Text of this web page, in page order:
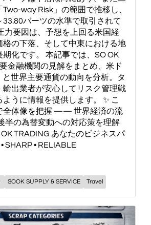
way Risk」の範囲で推移し、
33.80バーツの水準で取引されて
力要因は、予想を上回る米国経
格の下落、そして中東における地
化です。 本記事では、SO OK
金融機関の見解をまとめ、米ド
と世界主要通貨の動向を分析。タ
輸出業者が安心してリスク管理戦
うに情報を提供します。 ✨ こ
全体像を把握 —— 世界経済の流
半の為替変動への対応策を理解
TRADING あなたのビジネスパ
SHARP • RELIABLE
SOOK SUPPLY & SERVICE Travel